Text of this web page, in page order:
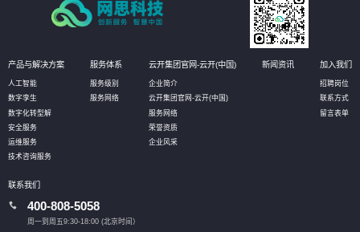
产品与解决方案
人工智能
数字孪生
数字化转型解
安全服务
运维服务
技术咨询服务
服务体系
服务级别
服务网络
云开集团官网-云开(中国)
企业简介
云开集团官网-云开(中国)
服务网络
荣誉资质
企业风采
新闻资讯 加入我们
招聘岗位
联系方式
留言表单
联系我们
400-808-5058
周一到周五9:30-18:00 (北京时间）